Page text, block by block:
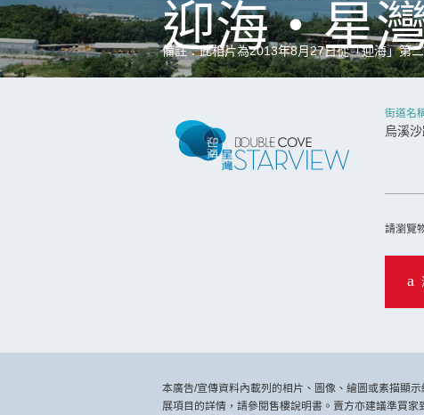
備註：此相片為2013年8月27日從「迎海」第
迎海‧星
街道名
烏溪
請瀏覽
本廣告/宣傳資料內載列的相片、圖像、繪圖或素描顯
展項目的詳情，請參閱售樓說明書。賣方亦建議準買